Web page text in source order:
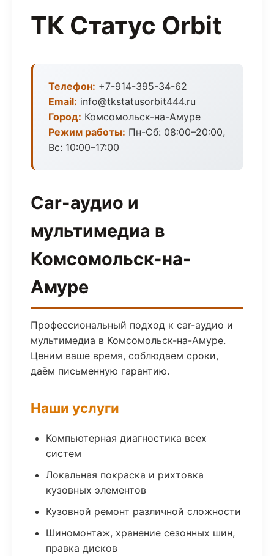
ТК Статус Orbit
Телефон: +7-914-395-34-62
Email: info@tkstatusorbit444.ru
Город: Комсомольск-на-Амуре
Режим работы: Пн-Сб: 08:00–20:00,
Вс: 10:00–17:00
Car-аудио и
мультимедиа в
Комсомольск-на-
Амуре
Профессиональный подход к car-аудио и
мультимедиа в Комсомольск-на-Амуре.
Ценим ваше время, соблюдаем сроки,
даём письменную гарантию.
Наши услуги
Компьютерная диагностика всех
систем
Локальная покраска и рихтовка
кузовных элементов
Кузовной ремонт различной сложности
Шиномонтаж, хранение сезонных шин,
правка дисков